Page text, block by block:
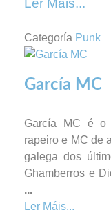
Categoría Punk
García MC
García MC é o
rapeiro e MC de
galega dos
Ghamberros e
...
Ler Máis...